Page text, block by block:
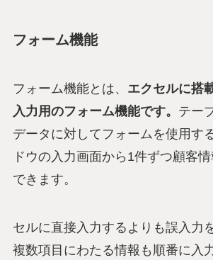
フォーム機能
フォーム機能とは、 エクセルに搭
入力用のフォーム機能です。 テー
データに対してフォームを使用す
ドウの入力画面から1件ずつ顧客
できます。
セルに直接入力するよりも誤入力
複数項目にわたる情報も順番に入